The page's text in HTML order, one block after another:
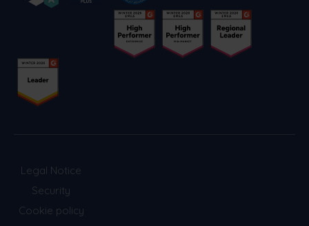
Cookie policy
Security
Legal Notice